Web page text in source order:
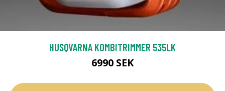
HUSQVARNA KOMBITRIMMER 535LK
6990 SEK